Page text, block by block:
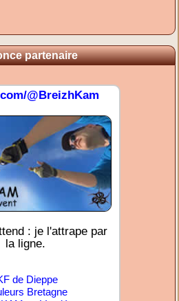
partenaire
@BreizhKam
: je l'attrape par
la ligne.
de Dieppe
Bretagne